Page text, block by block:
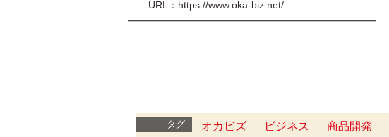
URL：https://www.oka-biz.net/
━━━━━━━━━━━━━━━━━━━━━━━━━
タグ オカビズ ビジネス 商品開発